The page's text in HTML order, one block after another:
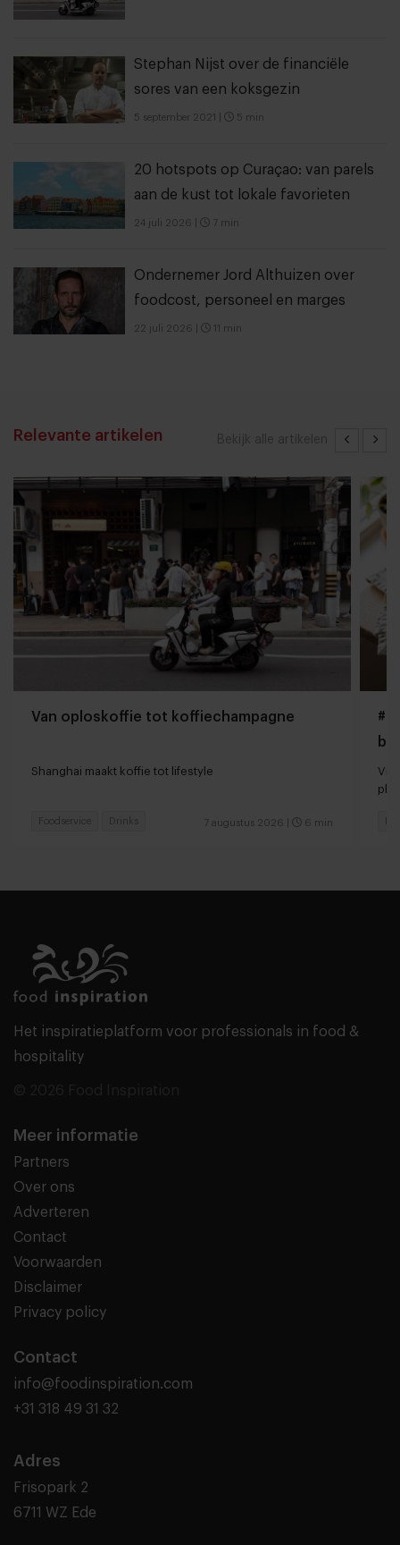
Stephan Nijst over de financiële
sores van een koksgezin
5 september 2021 5 min
20 hotspots op Curaçao: van parels
aan de kust tot lokale favorieten
24 juli 2026 7 min
Ondernemer Jord Althuizen over
foodcost, personeel en marges
22 juli 2026 11 min
Bekijk alle artikelen
Relevante artikelen
Van oploskoffie tot koffiechampagne
Shanghai maakt koffie tot lifestyle
7 augustus 2026 6 min
Foodservice Drinks
Het inspiratieplatform voor professionals in food &
hospitality
Meer informatie
Partners
Over ons
Adverteren
Contact
Voorwaarden
Disclaimer
Privacy policy
Contact
info@foodinspiration.com
+31 318 49 31 32
Adres
Frisopark 2
6711 WZ Ede